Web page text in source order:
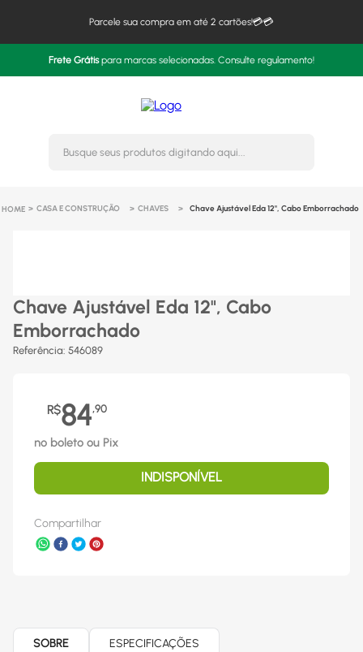
Parcele sua compra em até 2 cartões!💳💳
Frete Grátispara marcas selecionadas. Consulte regulamento!
Busque seus produtos
CASA E CONSTRUÇÃO CHAVES Chave Ajustável Eda 12", Cabo Emborrachado
Chave Ajustável Eda 12", Cabo
Emborrachado
Referência: 546089
R$84,90
no boleto ou Pix
INDISPONÍVEL
Compartilhar
SOBRE ESPECIFICAÇÕES